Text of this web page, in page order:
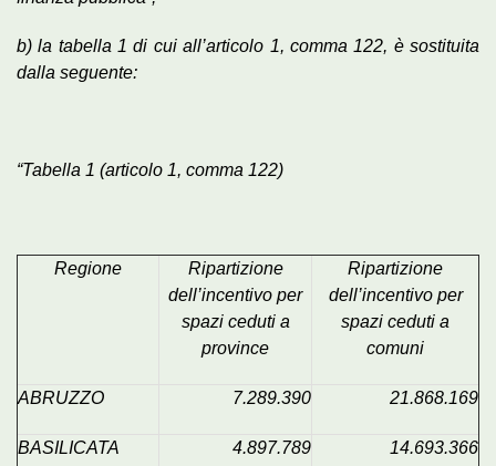
b) la tabella 1 di cui all’articolo 1, comma 122, è sostituita
dalla seguente:
“Tabella 1 (articolo 1, comma 122)
Regione
Ripartizione
dell’incentivo per
spazi ceduti a
province
Ripartizione
dell’incentivo per
spazi ceduti a
comuni
ABRUZZO 7.289.390 21.868.169
BASILICATA 4.897.789 14.693.366